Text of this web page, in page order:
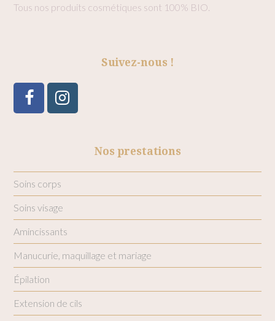
Tous nos produits cosmétiques sont 100% BIO.
Suivez-nous !
FacebookInstagram
Nos prestations
Soins corps
Soins visage
Amincissants
Manucurie, maquillage et mariage
Épilation
Extension de cils